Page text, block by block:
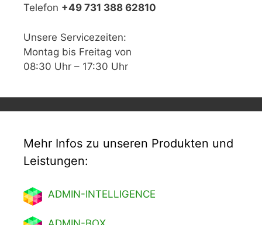
Telefon +49 731 388 62810
Unsere Servicezeiten:
Montag bis Freitag von
08:30 Uhr – 17:30 Uhr
Mehr Infos zu unseren Produkten und
Leistungen:
ADMIN-INTELLIGENCE